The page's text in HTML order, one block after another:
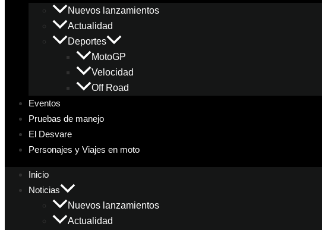
Nuevos lanzamientos
Actualidad
Deportes
MotoGP
Velocidad
Off Road
Eventos
Pruebas de manejo
El Desvare
Personajes y Viajes en moto
Inicio
Noticias
Nuevos lanzamientos
Actualidad